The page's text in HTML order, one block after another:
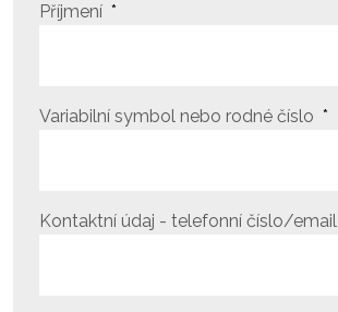
Příjmení
Variabilní symbol nebo rodné číslo
Kontaktní údaj - telefonní číslo/email